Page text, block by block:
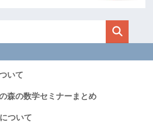
いて
森の数学セミナーまとめ
ついて